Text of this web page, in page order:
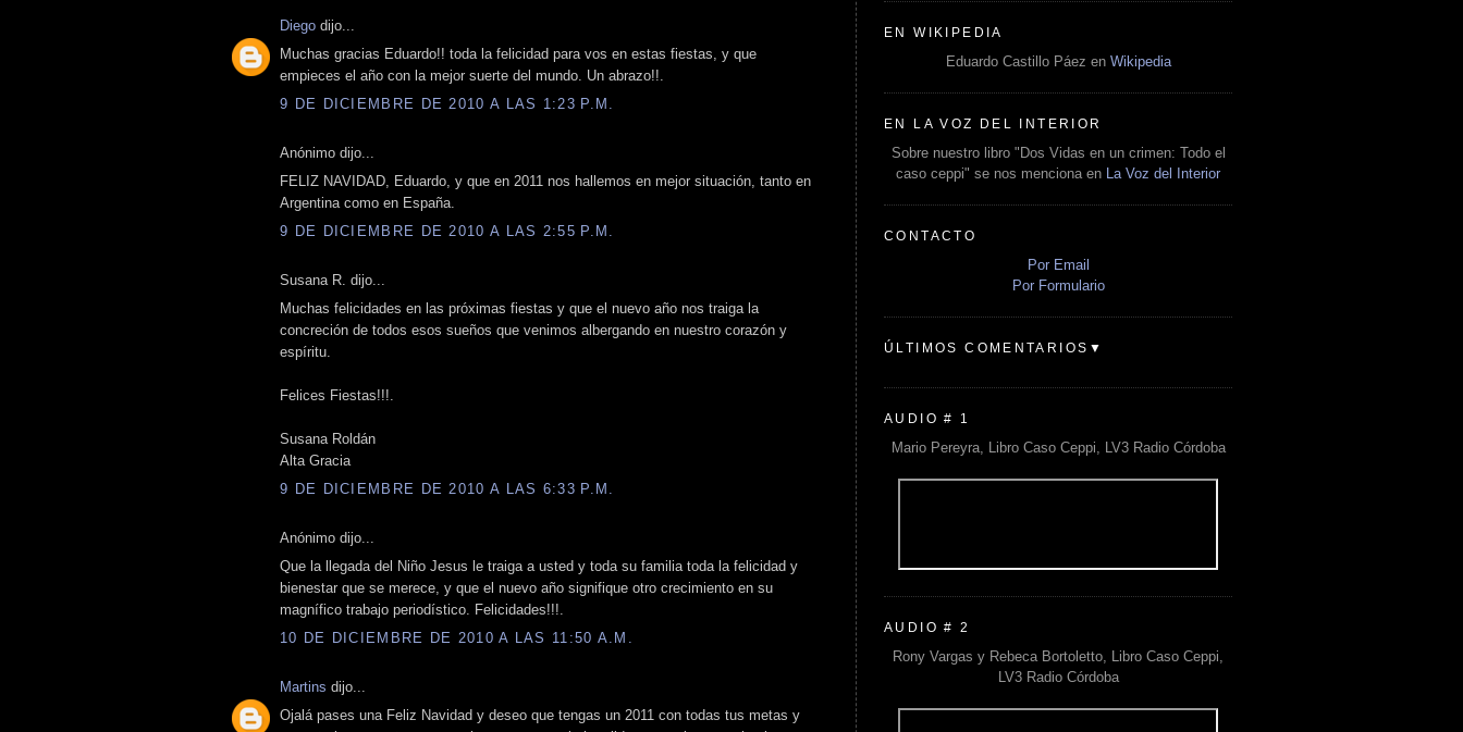
Diego dijo...
Muchas gracias Eduardo!! toda la felicidad para vos en estas fiestas, y que
empieces el año con la mejor suerte del mundo. Un abrazo!!.
9 DE DICIEMBRE DE 2010 A LAS 1:23 P.M.
Anónimo dijo...
FELIZ NAVIDAD, Eduardo, y que en 2011 nos hallemos en mejor situación, tanto en
Argentina como en España.
9 DE DICIEMBRE DE 2010 A LAS 2:55 P.M.
Susana R. dijo...
Muchas felicidades en las próximas fiestas y que el nuevo año nos traiga la
concreción de todos esos sueños que venimos albergando en nuestro corazón y
espíritu.
Felices Fiestas!!!.
Susana Roldán
Alta Gracia
9 DE DICIEMBRE DE 2010 A LAS 6:33 P.M.
Anónimo dijo...
Que la llegada del Niño Jesus le traiga a usted y toda su familia toda la felicidad y
bienestar que se merece, y que el nuevo año signifique otro crecimiento en su
magnífico trabajo periodístico. Felicidades!!!.
10 DE DICIEMBRE DE 2010 A LAS 11:50 A.M.
Martins dijo...
Ojalá pases una Feliz Navidad y deseo que tengas un 2011 con todas tus metas y
EN WIKIPEDIA
Eduardo Castillo Páez en Wikipedia
EN LA VOZ DEL INTERIOR
Sobre nuestro libro "Dos Vidas en un crimen: Todo el
caso ceppi" se nos menciona en
La Voz del Interior
CONTACTO
Por Email
Por Formulario
ÚLTIMOS COMENTARIOS▼
AUDIO # 1
Mario Pereyra, Libro Caso Ceppi, LV3 Radio Córdoba
AUDIO # 2
Rony Vargas y Rebeca Bortoletto, Libro Caso Ceppi,
LV3 Radio Córdoba